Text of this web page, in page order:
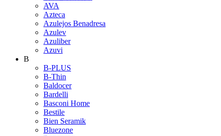
AVA
Azteca
Azulejos Benadresa
Azulev
Azuliber
Azuvi
B
B-PLUS
B-Thin
Baldocer
Bardelli
Basconi Home
Bestile
Bien Seramik
Bluezone